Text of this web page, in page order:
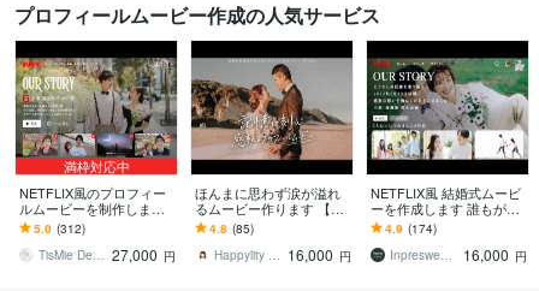
プロフィールムービー作成の人気サービス
満枠対応中
NETFLIX風のプロフィー
ルムービーを制作します
【動画挿入可】Netflix動画
の圧倒的人気No.1ムービ
ー
5.0 (312)
TisMie Design 27,000 円
ほんまに思わず涙が溢れ
るムービー作ります 【大
人気】最高クオリティの
感動プロフィールムービ
ーです
4.8 (85)
Happylity Movie 16,000 円
NETFLIX風 結婚式ムービ
ーを作成します 誰もが知
るネトフリのパロディム
ービーで式場を盛り上げ
よう！
4.9 (174)
Inpreswedding
16,000 円